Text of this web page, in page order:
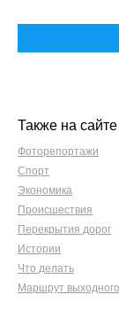
Также на сайте
Фоторепортажи
Спорт
Экономика
Происшествия
Перекрытия дорог
Истории
Что делать
Маршрут